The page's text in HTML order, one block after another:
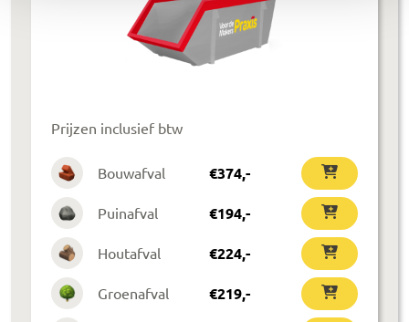
Prijzen inclusief btw
Bouwafval €374,-
Puinafval €194,-
Houtafval €224,-
Groenafval €219,-